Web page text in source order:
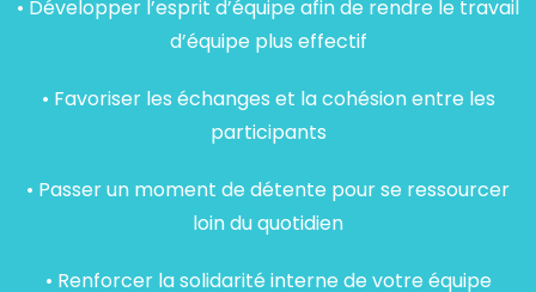
• Développer l’esprit d’équipe afin de rendre le travail
d’équipe plus effectif
• Favoriser les échanges et la cohésion entre les
participants
• Passer un moment de détente pour se ressourcer
loin du quotidien
• Renforcer la solidarité interne de votre équipe